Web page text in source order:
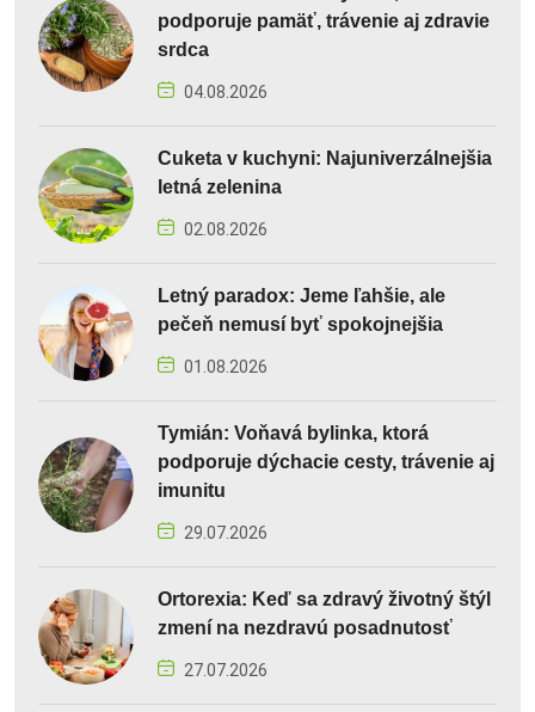
podporuje pamäť, trávenie aj zdravie
srdca
04.08.2026
Cuketa v kuchyni: Najuniverzálnejšia
letná zelenina
02.08.2026
Letný paradox: Jeme ľahšie, ale
pečeň nemusí byť spokojnejšia
01.08.2026
Tymián: Voňavá bylinka, ktorá
podporuje dýchacie cesty, trávenie aj
imunitu
29.07.2026
Ortorexia: Keď sa zdravý životný štýl
zmení na nezdravú posadnutosť
27.07.2026